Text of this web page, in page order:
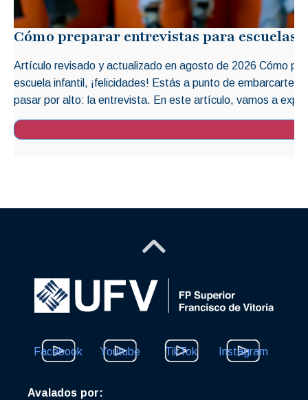
Cómo preparar entrevistas para escuelas
Artículo revisado y actualizado en agosto de 2026 Cómo
escuela infantil, ¡felicidades! Estás a punto de embarcarte
pasar por alto: la entrevista. En este artículo, vamos a
Facebook Youtube TikTok Instagram
Avalados por: